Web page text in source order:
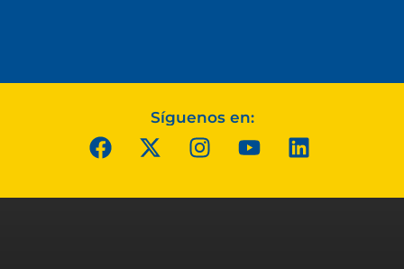
Síguenos en: